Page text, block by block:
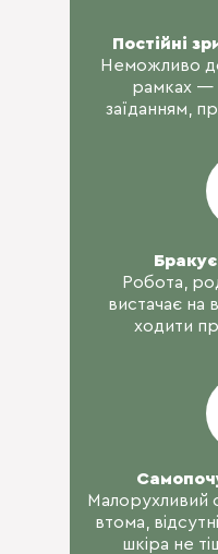
Постійні
Неможливо
рамках —
заїданням,
Робота,
вистачає на
ходити
Малорухливий
втома,
шкіра не